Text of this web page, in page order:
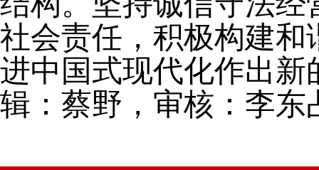
社会责任，积极构建
进中国式现代化作出
辑：蔡野，审核：李东